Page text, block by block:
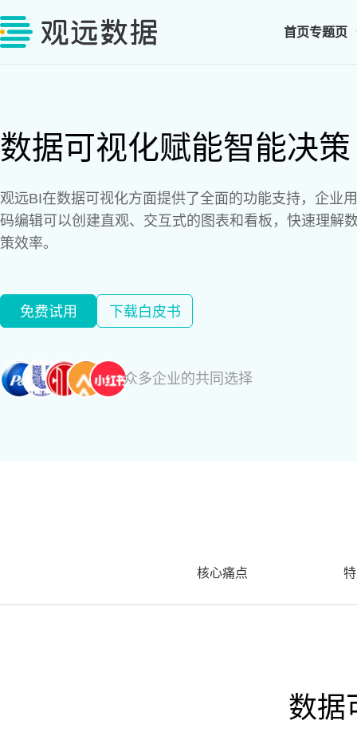
首页专题页
数据可视化赋能智能决策
观远BI在数据可视化方面提供了全面的功能支持，企业
码编辑可以创建直观、交互式的图表和看板，快速理解
策效率。
免费试用 下载白皮书
众多企业的共同选择
核心痛点
数据